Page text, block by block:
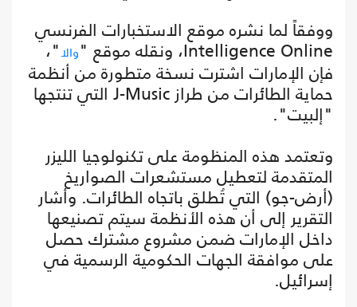
ووفقاً لما نشره موقع الاستخبارات الفرنسي
Intelligence Online، ونقله موقع " والا"،
فإن الإمارات اشترت نسخة متطورة من أنظمة
حماية الطائرات من طراز J-Music التي تنتجها
"إلبيت".
وتعتمد هذه المنظومة على تكنولوجيا الليزر
المتقدمة لتعطيل مستشعرات الصواريخ
(أرض-جو) التي تُطلق باتجاه الطائرات. وأشار
التقرير إلى أن هذه الأنظمة سيتم تصنيعها
داخل الإمارات ضمن مشروع مشترك حصل
على موافقة الجهات الحكومية الرسمية في
إسرائيل.